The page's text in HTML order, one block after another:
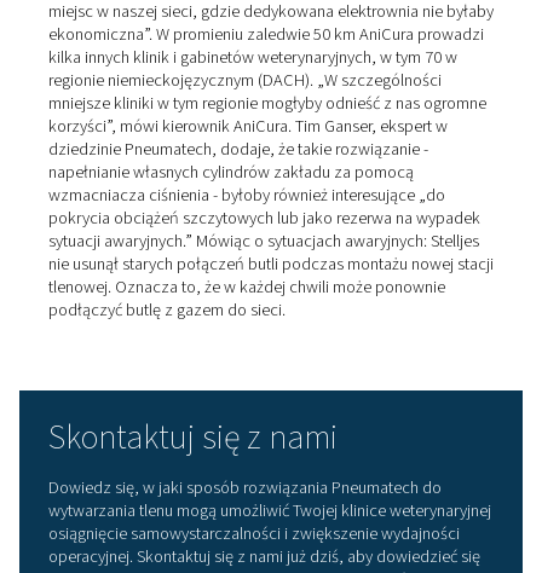
Samowystarczalna stacja
tlenowa zwraca się w ciągu
lat
Podczas doboru sprzętu wymaganego do
wytwarzania tlenu jako podstawę użyto liczby butli z
wymaganych w przeszłości, plus pewny margines
bezpieczeństwa - wyjaśnia dr Arnd Stelljes. „Myślałem,
obliczeniach uwzględnił wysokie ceny tlenu innego
butli, zwróciłbym tę inwestycję w zaledwie siedem
Ogólnie rzecz biorąc, stacja została zaprojektowana
hojnie”, podkreśla weterynarz. "Możemy bardzo łatwo
dostosować wytwarzanie tlenu do większego
zapotrzebowania, na przykład poprzez zwiększenie